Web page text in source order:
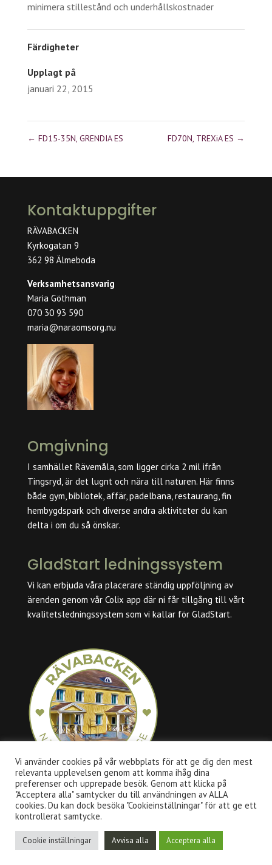
minimera stillestånd och underhållskostnader
Färdigheter
Upplagt på
januari 22, 2015
← FD15-35N, GRENDIA ES FD70N, TREXiA ES →
Kontaktuppgifter
RÄVABACKEN
Kyrkogatan 9
362 98 Älmeboda
Verksamhetsansvarig
Maria Göthman
070 30 93 590
maria@naraomsorg.nu
Omgivning
I samhället Rävemåla, som ligger cirka 2 mil ifrån
Tingsryd, är det lugnt och nära till naturen. Här finns
både gym, bibliotek, affär, padelbana, restaurang, fin
hembygdspark och diverse andra aktiviteter du kan
delta i om du så önskar.
GladStart ledningssystem
Vi kan erbjuda våra placerare ständig uppföljning av
ärenden genom vår Colix app där ni får tillgång till vårt
kvalitetsledningssystem som vi kallar för GladStart.
Design av Advisory AB
Vi använder cookies på vår webbplats för att ge dig den mest
relevanta upplevelsen genom att komma ihåg dina
preferenser och upprepade besök. Genom att klicka på
"Acceptera alla" samtycker du till användningen av ALLA
cookies. Du kan dock besöka "Cookieinställningar" för att ge ett
kontrollerat samtycke.
Cookie inställningar Avvisa alla Acceptera alla